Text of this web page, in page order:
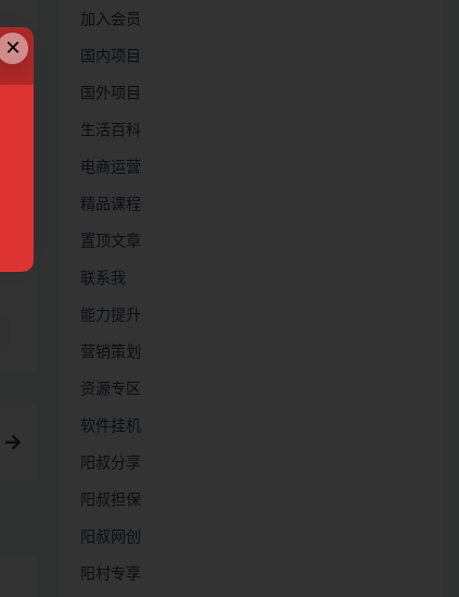
加入会员
国内项目
国外项目
生活百科
电商运营
精品课程
置顶文章
联系我
能力提升
营销策划
资源专区
软件挂机
阳叔分享
阳叔担保
阳叔网创
阳村专享
×